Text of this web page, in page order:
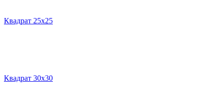
Квадрат 25х25
Квадрат 30х30